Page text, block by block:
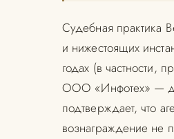
Судебная практика
и нижестоящих
годах (в частности,
ООО «Инфотех» —
подтверждает, что
вознаграждение не